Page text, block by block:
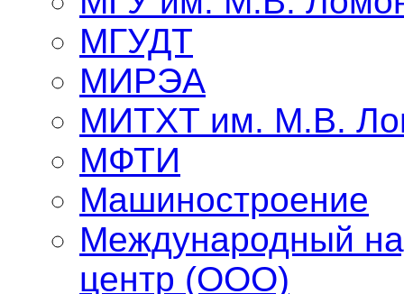
МГУДТ
МИРЭА
МИТХТ им. М.В.
МФТИ
Машиностроение
Международный
центр (ООО)